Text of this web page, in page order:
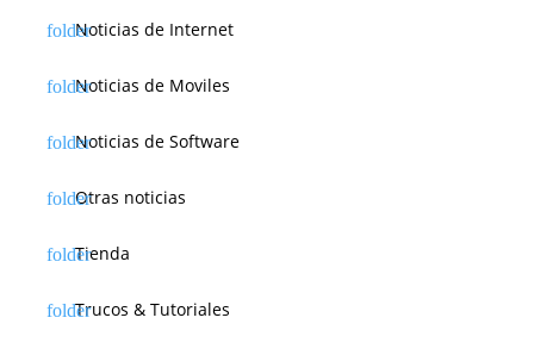
Noticias de Internet
Noticias de Moviles
Noticias de Software
Otras noticias
Tienda
Trucos & Tutoriales